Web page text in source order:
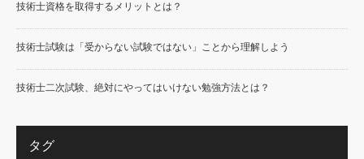
技術士資格を取得するメリットとは？
技術士試験は「受からない試験ではない」ことから理解しよう
技術士二次試験、絶対にやってはいけない勉強方法とは？
タグ